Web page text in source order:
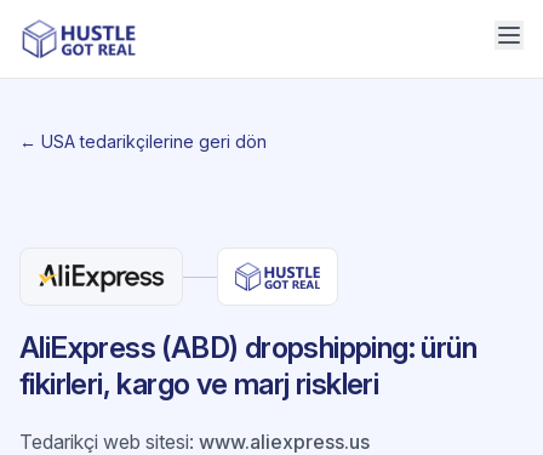
← USA tedarikçilerine geri dön
AliExpress (ABD) dropshipping: ürün
fikirleri, kargo ve marj riskleri
Tedarikçi web sitesi: www.aliexpress.us